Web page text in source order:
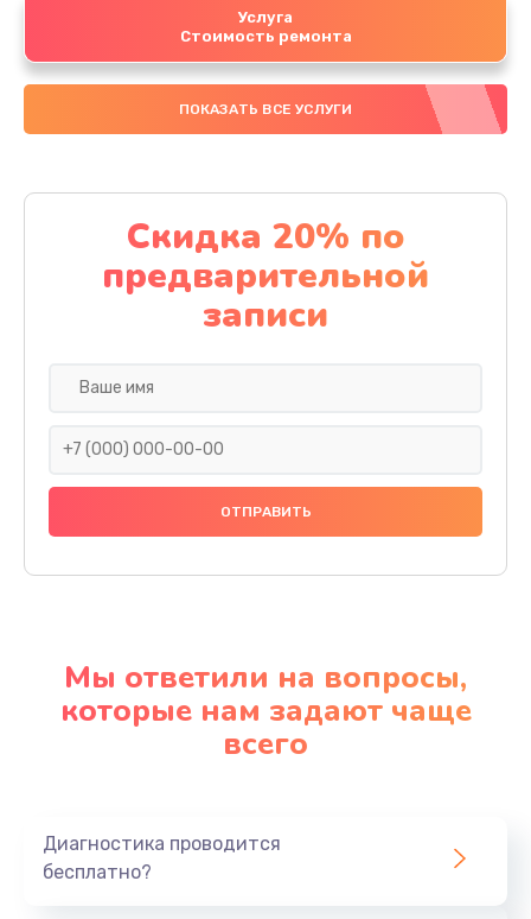
Услуга
Стоимость ремонта
ПОКАЗАТЬ ВСЕ УСЛУГИ
Скидка 20% по
предварительной
записи
Мы ответили на вопросы,
которые нам задают чаще
всего
Диагностика проводится
бесплатно?